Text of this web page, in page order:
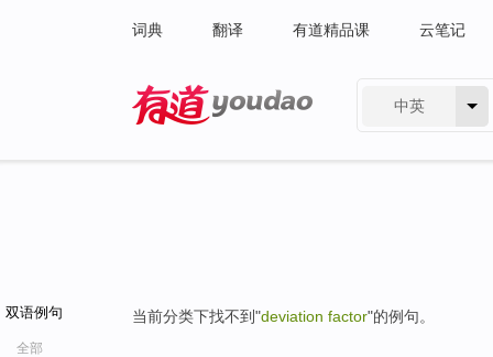
词典 翻译 有道精品课 云笔记
中英
双语例句
全部
当前分类下找不到"deviation factor"的例句。